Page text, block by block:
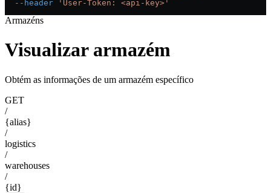
  --header
'User-Token: <api-key>'
Armazéns
Visualizar armazém
Obtém as informações de um armazém específico
GET
/
{alias}
/
logistics
/
warehouses
/
{id}